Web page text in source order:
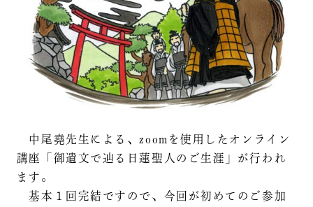
中尾堯先生による、zoomを使用したオンライン
講座「御遺文で辿る日蓮聖人のご生涯」が行われ
ます。
基本１回完結ですので、今回が初めてのご参加